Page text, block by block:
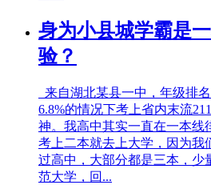
身为小县城学霸是
验？
来自湖北某县一中，年级排
6.8%的情况下考上省内末流
神。我高中其实一直在一本线
考上二本就去上大学，因为我
过高中，大部分都是三本，少
范大学，回...